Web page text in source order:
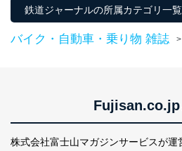
鉄道ジャーナルの所属カテゴリ一覧
バイク・自動車・乗り物 雑誌 >
Fujisan.co.jp
株式会社富士山マガジンサービスが運